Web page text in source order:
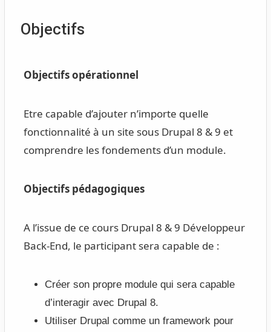
Objectifs
Objectifs opérationnel
Etre capable d’ajouter n’importe quelle
fonctionnalité à un site sous Drupal 8 & 9 et
comprendre les fondements d’un module.
Objectifs pédagogiques
A l’issue de ce cours Drupal 8 & 9 Développeur
Back-End, le participant sera capable de :
Créer son propre module qui sera capable
d’interagir avec Drupal 8.
Utiliser Drupal comme un framework pour